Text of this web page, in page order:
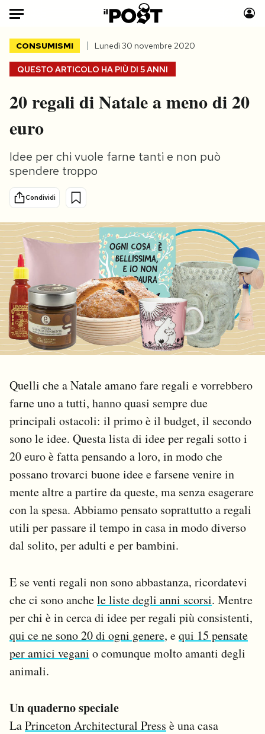
Auto
HOME
Italia
Politica
Tecnologia
Internet
Cultura
Sport
Moda
Storie/Idee
Mondiali calcio 2026
PODCAST
NEWSLETTER
SHOP
CALENDARIO
Area Personale
Newsletter
Notifiche mobile
Esci
QUESTO ARTICOLO HA PIÙ DI 5 ANNI
CONSUMISMI Lunedì 30 novembre 2020
20 regali di Natale a meno di 20
euro
Idee per chi vuole farne tanti e non può
spendere troppo
Condividi
Quelli che a Natale amano fare regali e vorrebbero
farne uno a tutti, hanno quasi sempre due
principali ostacoli: il primo è il budget, il secondo
sono le idee. Questa lista di idee per regali sotto i
20 euro è fatta pensando a loro, in modo che
possano trovarci buone idee e farsene venire in
mente altre a partire da queste, ma senza esagerare
con la spesa. Abbiamo pensato soprattutto a regali
utili per passare il tempo in casa in modo diverso
dal solito, per adulti e per bambini.
E se venti regali non sono abbastanza, ricordatevi
che ci sono anchele liste degli anni scorsi. Mentre
per chi è in cerca di idee per regali più consistenti,
qui ce ne sono 20 di ogni genere, equi 15 pensate
per amici vegani o comunque molto amanti degli
animali.
Un quaderno speciale
LaPrinceton Architectural Press è una casa